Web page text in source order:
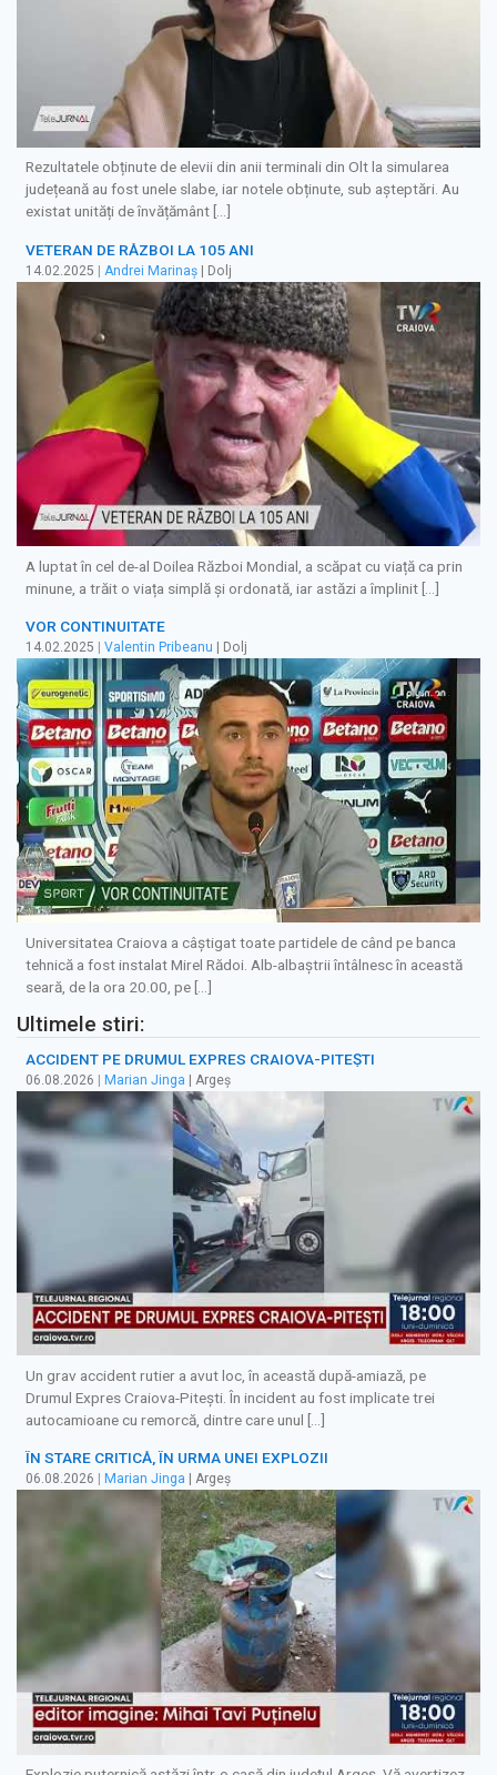
Rezultatele obținute de elevii din anii terminali din Olt la simularea
județeană au fost unele slabe, iar notele obținute, sub așteptări. Au
existat unități de învățământ […]
VETERAN DE RĂZBOI LA 105 ANI
14.02.2025 | Andrei Marinaș | Dolj
A luptat în cel de-al Doilea Război Mondial, a scăpat cu viață ca prin
minune, a trăit o viața simplă și ordonată, iar astăzi a împlinit […]
VOR CONTINUITATE
14.02.2025 Valentin Pribeanu | Dolj
Universitatea Craiova a câștigat toate partidele de când pe banca
tehnică a fost instalat Mirel Rădoi. Alb-albaștrii întâlnesc în această
seară, de la ora 20.00, pe […]
Ultimele stiri:
ACCIDENT PE DRUMUL EXPRES CRAIOVA-PITEȘTI
06.08.2026 Marian Jinga | Argeș
Un grav accident rutier a avut loc, în această după-amiază, pe
Drumul Expres Craiova-Pitești. În incident au fost implicate trei
autocamioane cu remorcă, dintre care unul […]
ÎN STARE CRITICĂ, ÎN URMA UNEI EXPLOZII
06.08.2026 Marian Jinga | Argeș